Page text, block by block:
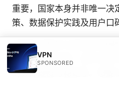
重要，国家本身并非唯一决
策、数据保护实践及用户口
如果你对购买与测试仍有困
退款保障的方案，逐步比较
的实际速度与稳定性。想要
VPN
SPONSORED